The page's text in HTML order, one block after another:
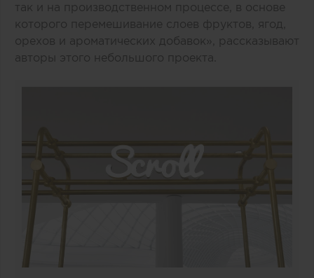
так и на производственном процессе, в основе
которого перемешивание слоев фруктов, ягод,
орехов и ароматических добавок», рассказывают
авторы этого небольшого проекта.